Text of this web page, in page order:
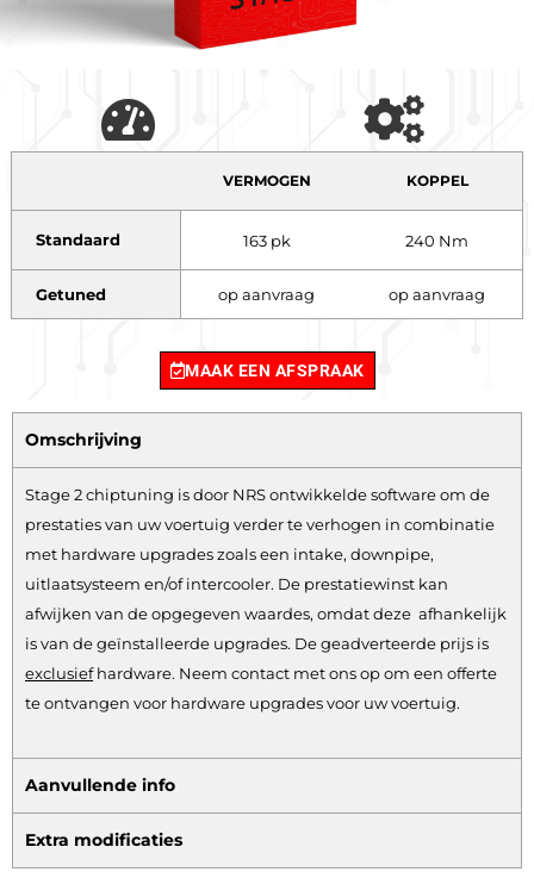
VERMOGEN KOPPEL
Standaard 163 pk 240 Nm
Getuned op aanvraag op aanvraag
MAAK EEN AFSPRAAK
Omschrijving
Stage 2 chiptuning is door NRS ontwikkelde software om de
prestaties van uw voertuig verder te verhogen in combinatie
met hardware upgrades zoals een intake, downpipe,
uitlaatsysteem en/of intercooler. De prestatiewinst kan
afwijken van de opgegeven waardes, omdat deze afhankelijk
is van de geïnstalleerde upgrades. De geadverteerde prijs is
exclusiefhardware. Neem contact met ons op om een offerte
te ontvangen voor hardware upgrades voor uw voertuig.
Aanvullende info
Extra modificaties